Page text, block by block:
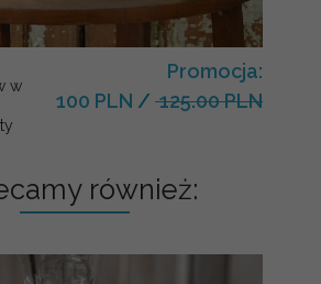
w
Promocja:
100 PLN / 125.00 PLN
również: